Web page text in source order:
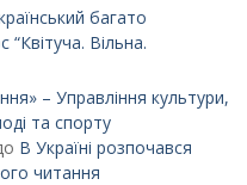
багато
Вільна.
– Управління культури,
та спорту
В Україні розпочався
читання